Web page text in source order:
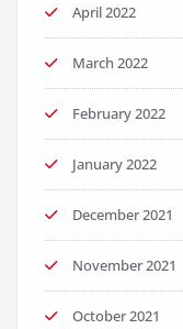
April 2022
March 2022
February 2022
January 2022
December 2021
November 2021
October 2021